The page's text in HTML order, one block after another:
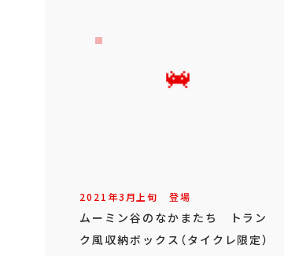
2021年3月上旬 登場
ムーミン谷のなかまたち トラン
ク風収納ボックス（タイクレ限定）